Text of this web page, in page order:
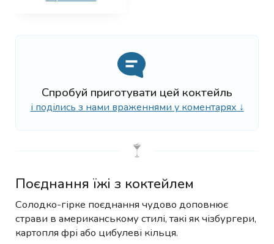
Спробуй приготувати цей коктейль
і поділись з нами враженнями у коментарях ↓
Поєднання їжі з коктейлем
Солодко-гірке поєднання чудово доповнює
страви в американському стилі, такі як чізбургери,
картопля фрі або цибулеві кільця.